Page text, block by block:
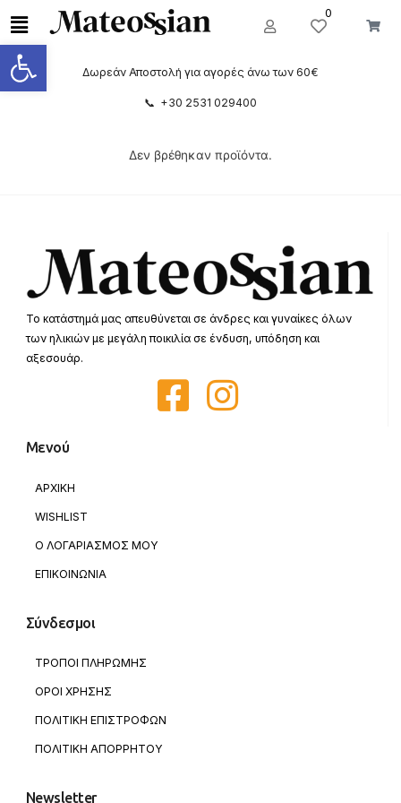
Ανοίξτε τη γραμμή εργαλείων
0
Δωρεάν Αποστολή για αγορές άνω των 60€
📞 +30 2531 029400
Δεν βρέθηκαν προϊόντα.
Το κατάστημά μας απευθύνεται σε άνδρες και γυναίκες όλων
των ηλικιών με μεγάλη ποικιλία σε ένδυση, υπόδηση και
αξεσουάρ.
Μενού
ΑΡΧΙΚΗ
WISHLIST
Ο ΛΟΓΑΡΙΑΣΜΟΣ ΜΟΥ
ΕΠΙΚΟΙΝΩΝΙΑ
Σύνδεσμοι
ΤΡΟΠΟΙ ΠΛΗΡΩΜΗΣ
ΟΡΟΙ ΧΡΗΣΗΣ
ΠΟΛΙΤΙΚΗ ΕΠΙΣΤΡΟΦΩΝ
ΠΟΛΙΤΙΚΗ ΑΠΟΡΡΗΤΟΥ
Newsletter